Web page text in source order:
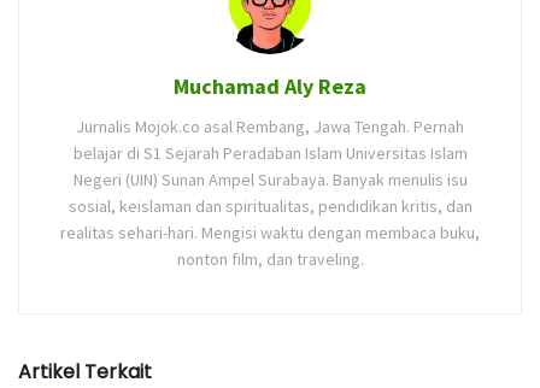
Muchamad Aly Reza
Jurnalis Mojok.co asal Rembang, Jawa Tengah. Pernah
belajar di S1 Sejarah Peradaban Islam Universitas Islam
Negeri (UIN) Sunan Ampel Surabaya. Banyak menulis isu
sosial, keislaman dan spiritualitas, pendidikan kritis, dan
realitas sehari-hari. Mengisi waktu dengan membaca buku,
nonton film, dan traveling.
Artikel Terkait